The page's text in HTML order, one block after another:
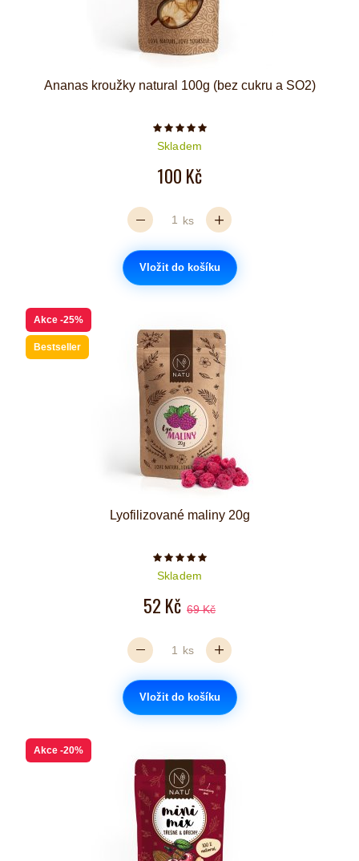
Ananas kroužky natural 100g (bez cukru a SO2)
Počet hvězdiček je 5 z 5
Skladem
100 Kč
ks
Vložit do košíku
Akce -25%
Bestseller
Lyofilizované maliny 20g
Počet hvězdiček je 5 z 5
Skladem
52 Kč 69 Kč
ks
Vložit do košíku
Akce -20%